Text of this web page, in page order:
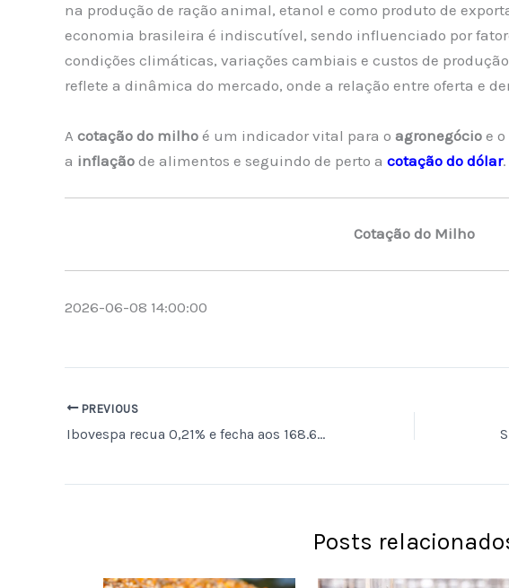
na produção de ração animal, etanol e como produto de
economia brasileira é indiscutível, sendo influenciado por
condições climáticas, variações cambiais e custos de
reflete a dinâmica do mercado, onde a relação entre oferta e
A cotação do milho é um indicador vital para o agronegócio e o
a inflação de alimentos e seguindo de perto a cotação do dólar.
Cotação do Milho
2026-06-08 14:00:00
PREVIOUS
Ibovespa recua 0,21% e fecha aos 168.668 pontos em meio a tensões geopolíticas e juros elevados nos EUA
Posts